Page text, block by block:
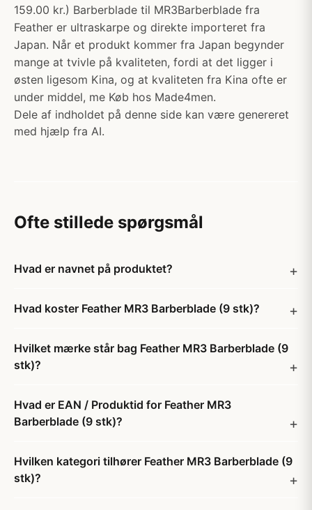
159.00 kr.) Barberblade til MR3Barberblade fra
Feather er ultraskarpe og direkte importeret fra
Japan. Når et produkt kommer fra Japan begynder
mange at tvivle på kvaliteten, fordi at det ligger i
østen ligesom Kina, og at kvaliteten fra Kina ofte er
under middel, me Køb hos Made4men.
Dele af indholdet på denne side kan være genereret
med hjælp fra AI.
Ofte stillede spørgsmål
Hvad er navnet på produktet?
Hvad koster Feather MR3 Barberblade (9 stk)?
Hvilket mærke står bag Feather MR3 Barberblade (9
stk)?
Hvad er EAN / Produktid for Feather MR3
Barberblade (9 stk)?
Hvilken kategori tilhører Feather MR3 Barberblade (9
stk)?